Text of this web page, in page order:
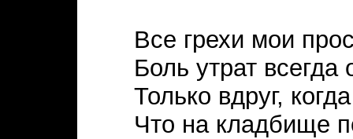
Все грехи мои
Боль утрат всегда
Только вдруг,
Что на кладбище